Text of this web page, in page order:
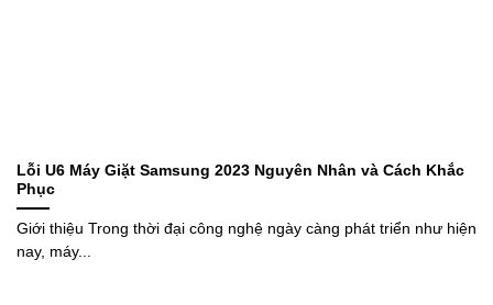
Lỗi U6 Máy Giặt Samsung 2023 Nguyên Nhân và Cách Khắc
Phục
Giới thiệu Trong thời đại công nghệ ngày càng phát triển như hiện
nay, máy...